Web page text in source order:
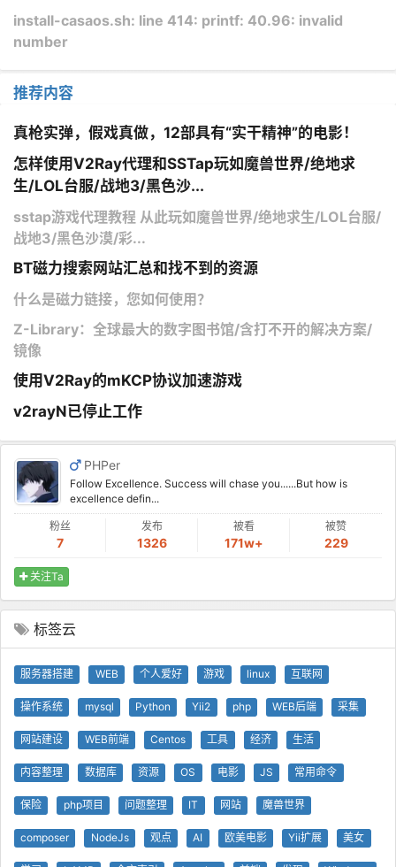
install-casaos.sh: line 414: printf: 40.96: invalid
number
推荐内容
真枪实弹，假戏真做，12部具有“实干精神”的电影！
怎样使用V2Ray代理和SSTap玩如魔兽世界/绝地求
生/LOL台服/战地3/黑色沙...
sstap游戏代理教程 从此玩如魔兽世界/绝地求生/LOL台服/
战地3/黑色沙漠/彩...
BT磁力搜索网站汇总和找不到的资源
什么是磁力链接，您如何使用？
Z-Library：全球最大的数字图书馆/含打不开的解决方案/
镜像
使用V2Ray的mKCP协议加速游戏
v2rayN已停止工作
PHPer
Follow Excellence. Success will chase you......But how is
excellence defin...
粉丝
7
发布
1326
被看
171w+
被赞
229
关注Ta
标签云
服务器搭建 WEB 个人爱好 游戏 linux 互联网
操作系统 mysql Python Yii2 php WEB后端 采集
网站建设 WEB前端 Centos 工具 经济 生活
内容整理 数据库 资源 OS 电影 JS 常用命令
保险 php项目 问题整理 IT 网站 魔兽世界
composer NodeJs 观点 AI 欧美电影 Yii扩展 美女